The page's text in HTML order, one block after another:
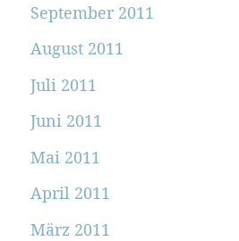
September 2011
August 2011
Juli 2011
Juni 2011
Mai 2011
April 2011
März 2011